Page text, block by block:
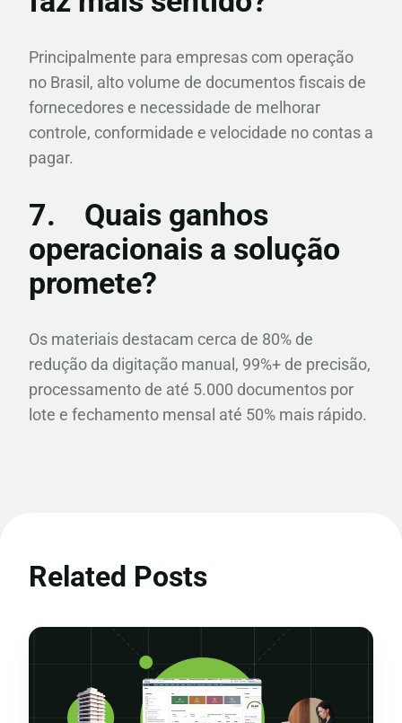
Principalmente para empresas com operação
no Brasil, alto volume de documentos fiscais de
fornecedores e necessidade de melhorar
controle, conformidade e velocidade no contas a
pagar.
7. Quais ganhos
operacionais a solução
promete?
Os materiais destacam cerca de 80% de
redução da digitação manual, 99%+ de precisão,
processamento de até 5.000 documentos por
lote e fechamento mensal até 50% mais rápido.
Related Posts